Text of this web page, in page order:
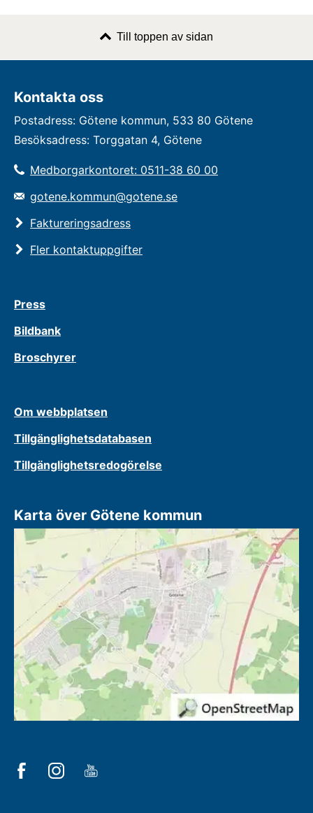
Till toppen av sidan
Kontakta oss
Postadress: Götene kommun, 533 80 Götene
Besöksadress: Torggatan 4, Götene
Medborgarkontoret: 0511-38 60 00
gotene.kommun@gotene.se
Faktureringsadress
Fler kontaktuppgifter
Press
Bildbank
Broschyrer
Om webbplatsen
Tillgänglighetsdatabasen
Tillgänglighetsredogörelse
Karta över Götene kommun